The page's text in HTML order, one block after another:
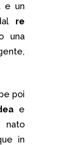
e un
re
una
poi
e
nato
in